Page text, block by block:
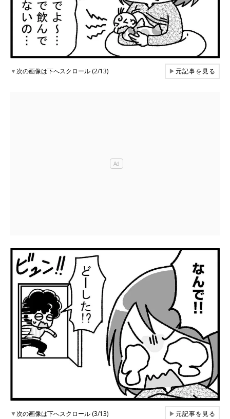
▼次の画像は下へスクロール (2/13) ▶元記事を見る
▼次の画像は下へスクロール (3/13) ▶元記事を見る